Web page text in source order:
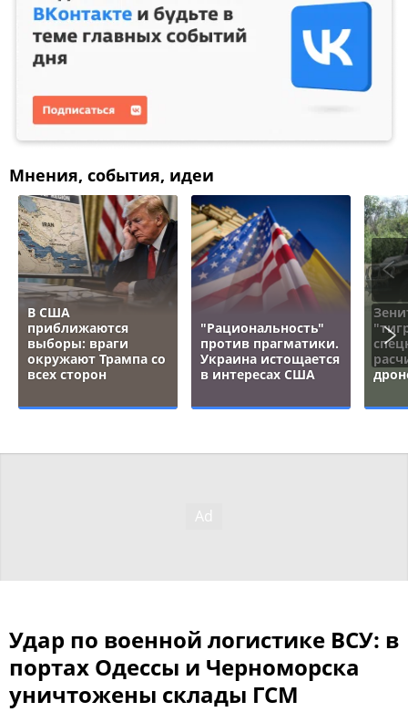
Мнения, события, идеи
В США
приближаются
выборы: враги
окружают Трампа со
всех сторон
"Рациональность"
против прагматики.
Украина истощается
в интересах США
Удар по военной логистике ВСУ: в
портах Одессы и Черноморска
уничтожены склады ГСМ